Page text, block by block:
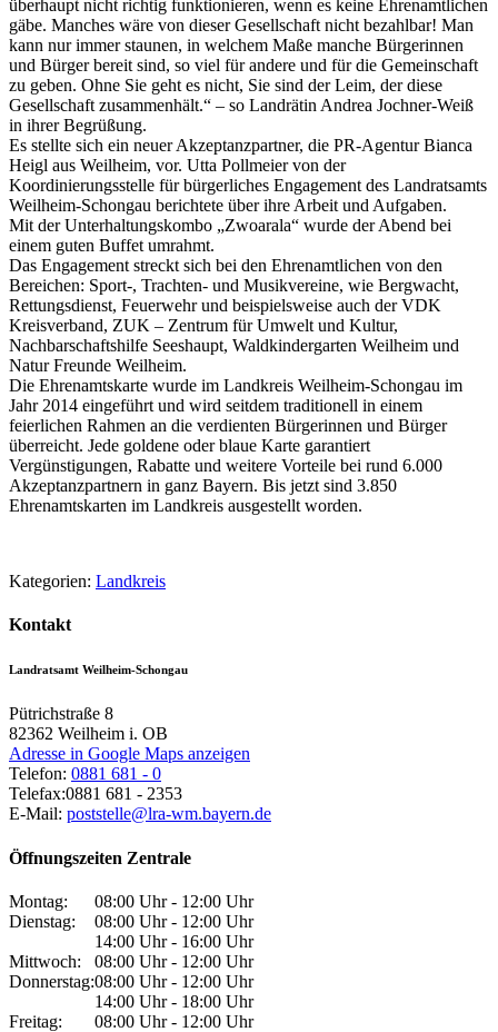
überhaupt nicht richtig funktionieren, wenn es keine Ehrenamtlichen
gäbe. Manches wäre von dieser Gesellschaft nicht bezahlbar! Man
kann nur immer staunen, in welchem Maße manche Bürgerinnen
und Bürger bereit sind, so viel für andere und für die Gemeinschaft
zu geben. Ohne Sie geht es nicht, Sie sind der Leim, der diese
Gesellschaft zusammenhält.“ – so Landrätin Andrea Jochner-Weiß
in ihrer Begrüßung.
Es stellte sich ein neuer Akzeptanzpartner, die PR-Agentur Bianca
Heigl aus Weilheim, vor. Utta Pollmeier von der
Koordinierungsstelle für bürgerliches Engagement des Landratsamts
Weilheim-Schongau berichtete über ihre Arbeit und Aufgaben.
Mit der Unterhaltungskombo „Zwoarala“ wurde der Abend bei
einem guten Buffet umrahmt.
Das Engagement streckt sich bei den Ehrenamtlichen von den
Bereichen: Sport-, Trachten- und Musikvereine, wie Bergwacht,
Rettungsdienst, Feuerwehr und beispielsweise auch der VDK
Kreisverband, ZUK – Zentrum für Umwelt und Kultur,
Nachbarschaftshilfe Seeshaupt, Waldkindergarten Weilheim und
Natur Freunde Weilheim.
Die Ehrenamtskarte wurde im Landkreis Weilheim-Schongau im
Jahr 2014 eingeführt und wird seitdem traditionell in einem
feierlichen Rahmen an die verdienten Bürgerinnen und Bürger
überreicht. Jede goldene oder blaue Karte garantiert
Vergünstigungen, Rabatte und weitere Vorteile bei rund 6.000
Akzeptanzpartnern in ganz Bayern. Bis jetzt sind 3.850
Ehrenamtskarten im Landkreis ausgestellt worden.
Kategorien: Landkreis
Kontakt
Landratsamt Weilheim-Schongau
Pütrichstraße 8
82362 Weilheim i. OB
Adresse in Google Maps anzeigen
Telefon: 0881 681 - 0
Telefax:0881 681 - 2353
E-Mail: poststelle@lra-wm.bayern.de
Öffnungszeiten Zentrale
Montag:
08:00 Uhr - 12:00 Uhr
Dienstag:
08:00 Uhr - 12:00 Uhr
14:00 Uhr - 16:00 Uhr
Mittwoch:
08:00 Uhr - 12:00 Uhr
Donnerstag:08:00 Uhr - 12:00 Uhr
14:00 Uhr - 18:00 Uhr
Freitag:
08:00 Uhr - 12:00 Uhr